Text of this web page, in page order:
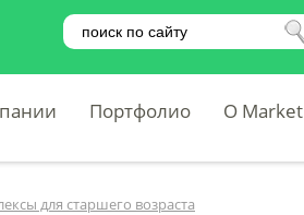
Портфолио O Market
для старшего возраста